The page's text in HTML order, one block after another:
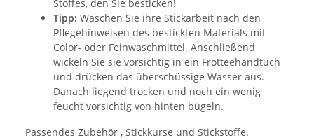
Stoffes, den Sie besticken!
Tipp: Waschen Sie ihre Stickarbeit nach den
Pflegehinweisen des bestickten Materials mit
Color- oder Feinwaschmittel. Anschließend
wickeln Sie sie vorsichtig in ein Frotteehandtuch
und drücken das überschüssige Wasser aus.
Danach liegend trocken und noch ein wenig
feucht vorsichtig von hinten bügeln.
Passendes Zubehör , Stickkurse und Stickstoffe.